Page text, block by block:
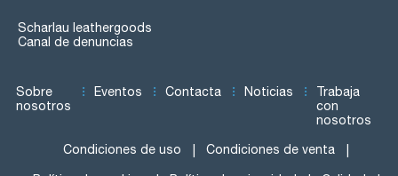
Scharlau leathergoods
Canal de denuncias
Sobre
nosotros
Eventos Contacta Noticias
Trabaja
con
nosotros
Condiciones de uso Condiciones de venta